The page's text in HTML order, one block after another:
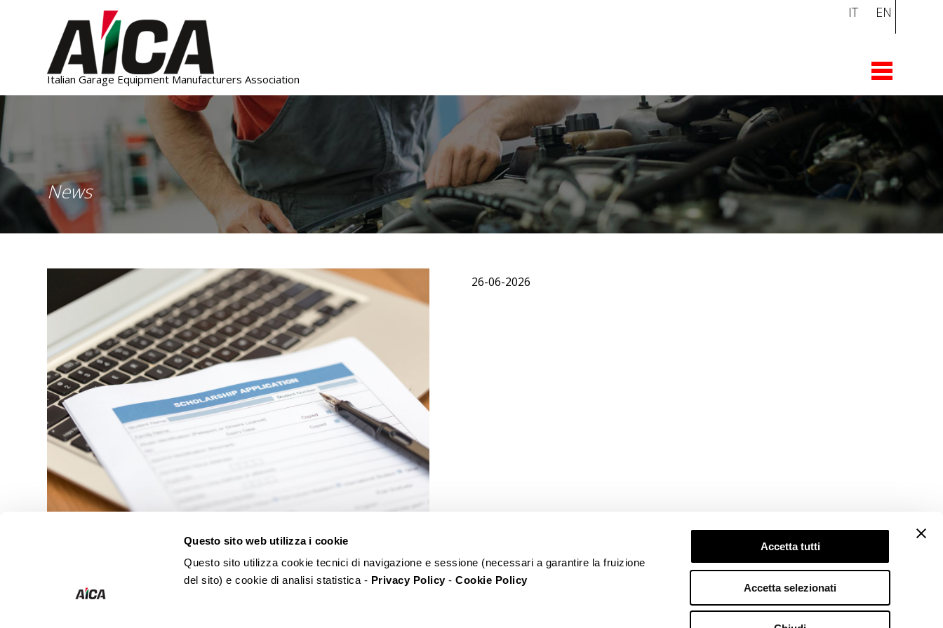
Questo sito web utilizza i cookie
Questo sito utilizza cookie tecnici di navigazione e sessione (necessari a garantire la fruizione
del sito) e cookie di analisi statistica - Privacy Policy-Cookie Policy
Accetta tutti
Accetta selezionati
Italian Garage Equipment Manufacturers Association
IT EN
News
26-06-2026
AICA - Italian Garage Equipment Manufacturers Association